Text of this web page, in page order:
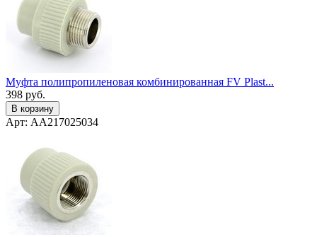
Муфта полипропиленовая комбинированная FV Plast...
398 руб.
В корзину
Арт: AA217025034